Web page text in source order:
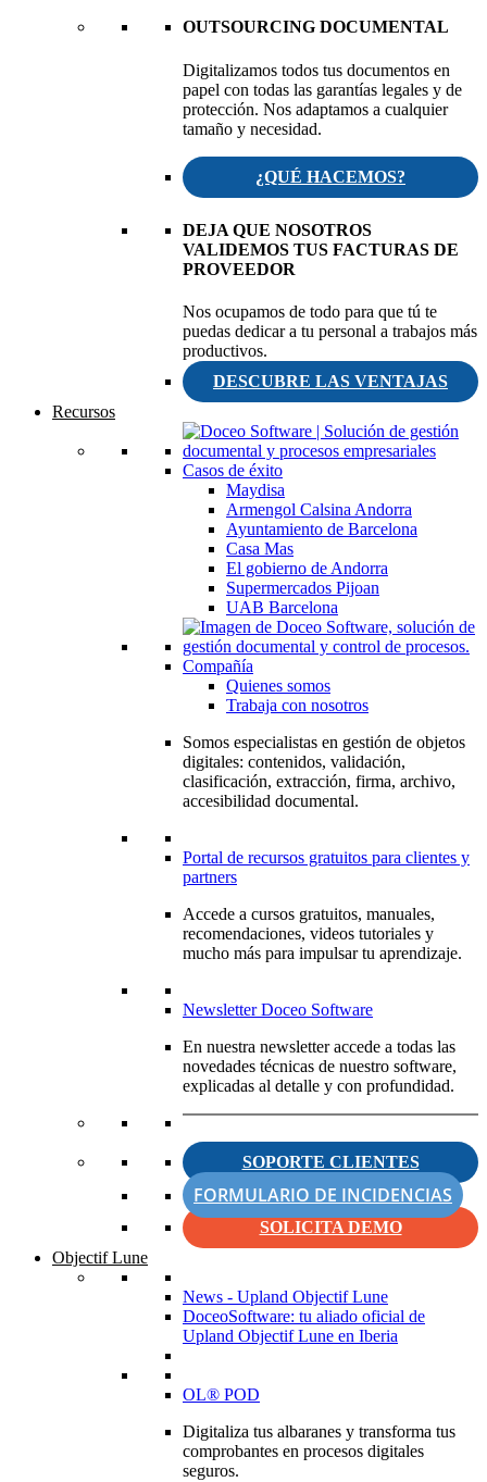
OUTSOURCING DOCUMENTAL
Digitalizamos todos tus documentos en
papel con todas las garantías legales y de
protección. Nos adaptamos a cualquier
tamaño y necesidad.
¿QUÉ HACEMOS?
DEJA QUE NOSOTROS
VALIDEMOS TUS FACTURAS DE
PROVEEDOR
Nos ocupamos de todo para que tú te
puedas dedicar a tu personal a trabajos más
productivos.
DESCUBRE LAS VENTAJAS
Recursos
Casos de éxito
Maydisa
Armengol Calsina Andorra
Ayuntamiento de Barcelona
Casa Mas
El gobierno de Andorra
Supermercados Pijoan
UAB Barcelona
Compañía
Quienes somos
Trabaja con nosotros
Somos especialistas en gestión de objetos
digitales: contenidos, validación,
clasificación, extracción, firma, archivo,
accesibilidad documental.
Portal de recursos gratuitos para clientes y
partners
Accede a cursos gratuitos, manuales,
recomendaciones, videos tutoriales y
mucho más para impulsar tu aprendizaje.
Newsletter Doceo Software
En nuestra newsletter accede a todas las
novedades técnicas de nuestro software,
explicadas al detalle y con profundidad.
SOPORTE CLIENTES
FORMULARIO DE INCIDENCIAS
SOLICITA DEMO
Objectif Lune
News - Upland Objectif Lune
DoceoSoftware: tu aliado oficial de
Upland Objectif Lune en Iberia
OL® POD
Digitaliza tus albaranes y transforma tus
comprobantes en procesos digitales
seguros.